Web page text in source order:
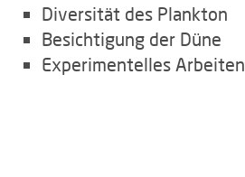
Diversität des Plankton
Besichtigung der Düne
Experimentelles Arbeiten